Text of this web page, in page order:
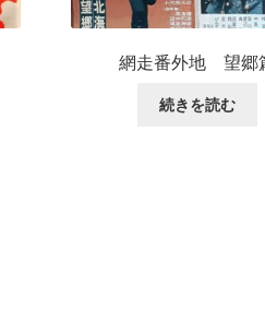
網走番外地 望郷
続きを読む